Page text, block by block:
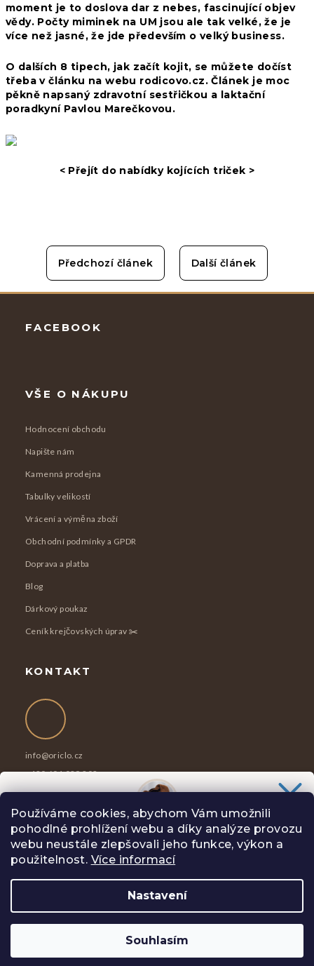
Používáme cookies, abychom Vám umožnili
pohodlné prohlížení webu a díky analýze provozu
webu neustále zlepšovali jeho funkce, výkon a
použitelnost. Více informací
Nastavení
Souhlasím
moment je to doslova dar z nebes, fascinující objev
vědy. Počty miminek na UM jsou ale tak velké, že je
více než jasné, že jde především o velký business.
O dalších 8 tipech, jak začít kojit, se můžete dočíst
třeba v článku na webu rodicovo.cz. Článek je moc
pěkně napsaný zdravotní sestřičkou a laktační
poradkyní Pavlou Marečkovou.
< Přejít do nabídky kojících triček >
Předchozí článek Další článek
FACEBOOK
VŠE O NÁKUPU
Hodnocení obchodu
Napište nám
Kamenná prodejna
Tabulky velikostí
Vrácení a výměna zboží
Obchodní podmínky a GPDR
Doprava a platba
Blog
Dárkový poukaz
Ceník krejčovských úprav ✂️
KONTAKT
info@oriclo.cz
+420 601 029 202
Chceš slevu 100 Kč na svůj nákup?
Slibuji Ti na psí uši, že Tě nebudu spamovat zbytečnostmi.
ANO, CHCI
Zásady zpracování osobních údajů